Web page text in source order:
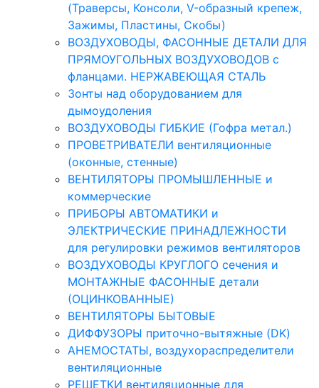
(Траверсы, Консоли, V-образный крепеж,
Зажимы, Пластины, Скобы)
ВОЗДУХОВОДЫ, ФАСОННЫЕ ДЕТАЛИ ДЛЯ
ПРЯМОУГОЛЬНЫХ ВОЗДУХОВОДОВ с
фланцами. НЕРЖАВЕЮЩАЯ СТАЛЬ
Зонты над оборудованием для
дымоудоления
ВОЗДУХОВОДЫ ГИБКИЕ (Гофра метал.)
ПРОВЕТРИВАТЕЛИ вентиляционные
(оконные, стенные)
ВЕНТИЛЯТОРЫ ПРОМЫШЛЕННЫЕ и
коммерческие
ПРИБОРЫ АВТОМАТИКИ и
ЭЛЕКТРИЧЕСКИЕ ПРИНАДЛЕЖНОСТИ
для регулировки режимов вентиляторов
ВОЗДУХОВОДЫ КРУГЛОГО сечения и
МОНТАЖНЫЕ ФАСОННЫЕ детали
(ОЦИНКОВАННЫЕ)
ВЕНТИЛЯТОРЫ БЫТОВЫЕ
ДИФФУЗОРЫ приточно-вытяжные (DK)
АНЕМОСТАТЫ, воздухораспределители
вентиляционные
РЕШЕТКИ вентиляционные для